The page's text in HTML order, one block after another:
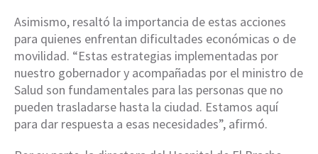
Asimismo, resaltó la importancia de estas acciones
para quienes enfrentan dificultades económicas o de
movilidad. “Estas estrategias implementadas por
nuestro gobernador y acompañadas por el ministro de
Salud son fundamentales para las personas que no
pueden trasladarse hasta la ciudad. Estamos aquí
para dar respuesta a esas necesidades”, afirmó.